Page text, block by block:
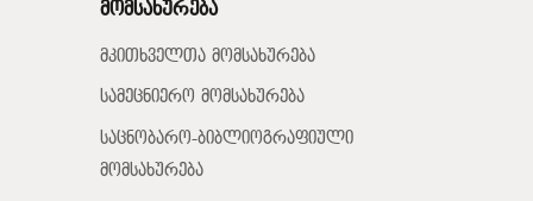
მომსახურება
მკითხველთა მომსახურება
სამეცნიერო მომსახურება
საცნობარო-ბიბლიოგრაფიული
მომსახურება